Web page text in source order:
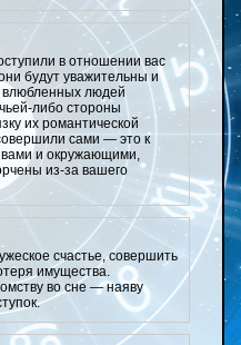
в отношении вас
будут уважительны и
влюбленных людей
либо стороны
их романтической
сами — это к
и окружающими,
из-за вашего
счастье, совершить
имущества.
во сне — наяву